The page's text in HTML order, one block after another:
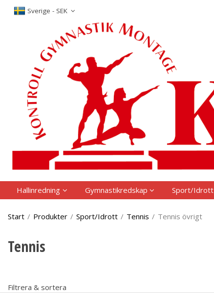
Sverige - SEK
Hallinredning Gymnastikredskap Sport/Idrott
Start / Produkter / Sport/Idrott / Tennis / Tennis övrigt
Tennis
Filtrera & sortera